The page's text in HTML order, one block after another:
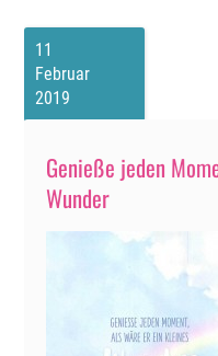
11
Februar
2019
Genieße jeden
Wunder